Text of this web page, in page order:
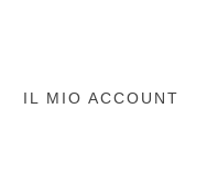
IL MIO ACCOUNT